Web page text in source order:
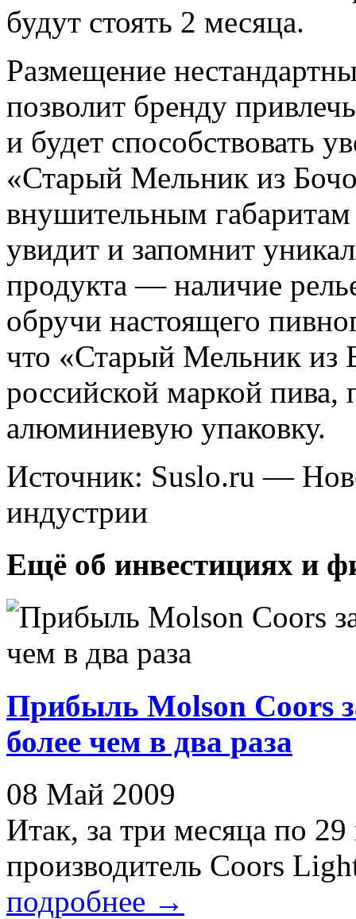
будут стоять 2 месяца.
Размещение
позволит бренду
и будет способствовать
«Старый Мельник из
внушительным габаритам
увидит и запомнит
продукта — наличие
обручи настоящего
что «Старый Мельник из
российской маркой
алюминиевую упаковку.
Источник: Suslo.ru —
индустрии
Ещё об инвестициях и
Прибыль Molson Coors
более чем в два раза
08 Май 2009
Итак, за три месяца по
производитель Coors
подробнее →